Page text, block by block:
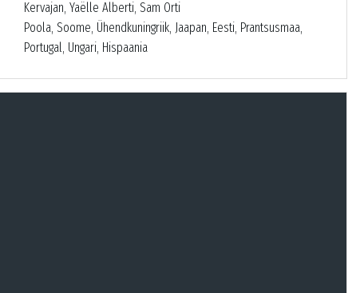
Kervajan, Yaëlle Alberti, Sam Orti
Poola, Soome, Ühendkuningriik, Jaapan, Eesti, Prantsusmaa,
Portugal, Ungari, Hispaania